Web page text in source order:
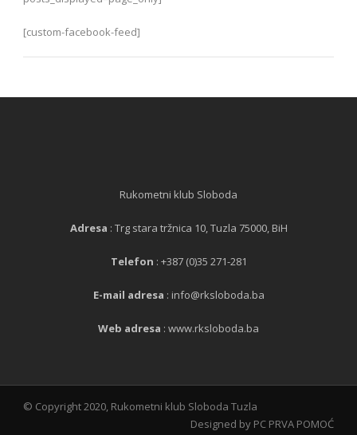
[custom-facebook-feed]
Rukometni klub Sloboda
Adresa : Trg stara tržnica 10, Tuzla 75000, BiH
Telefon : +387 (0)35 271-281
E-mail adresa : info@rksloboda.ba
Web adresa : www.rksloboda.ba
© Copyright 2020, Rukometni klub Sloboda Tuzla
Designed by PC PRVA POMOĆ